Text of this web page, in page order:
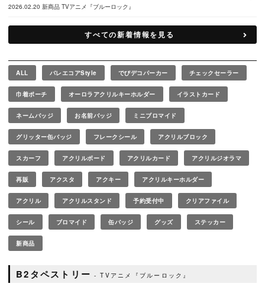
2026.02.20 新商品 TVアニメ『ブルーロック』
すべての新着情報を見る
ALL バレエコアStyle でびデコパーカー チェックセーラー
巾着ポーチ オーロラアクリルキーホルダー イラストカード
ネームバッジ お名前バッジ ミニブロマイド
グリッター缶バッジ フレークシール アクリルブロック
スカーフ アクリルボード アクリルカード アクリルジオラマ
再販 アクスタ アクキー アクリルキーホルダー
アクリル アクリルスタンド 予約受付中 クリアファイル
シール ブロマイド 缶バッジ グッズ ステッカー
新商品
B2タペストリー TVアニメ『ブルーロック』